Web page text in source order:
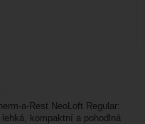
a-Rest NeoLoft Regular:
lehká, kompaktní a pohodlná